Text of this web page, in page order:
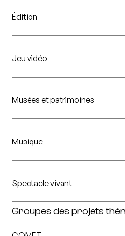
Édition
Jeu vidéo
Musées et patrimoines
Musique
Spectacle vivant
Groupes des projets